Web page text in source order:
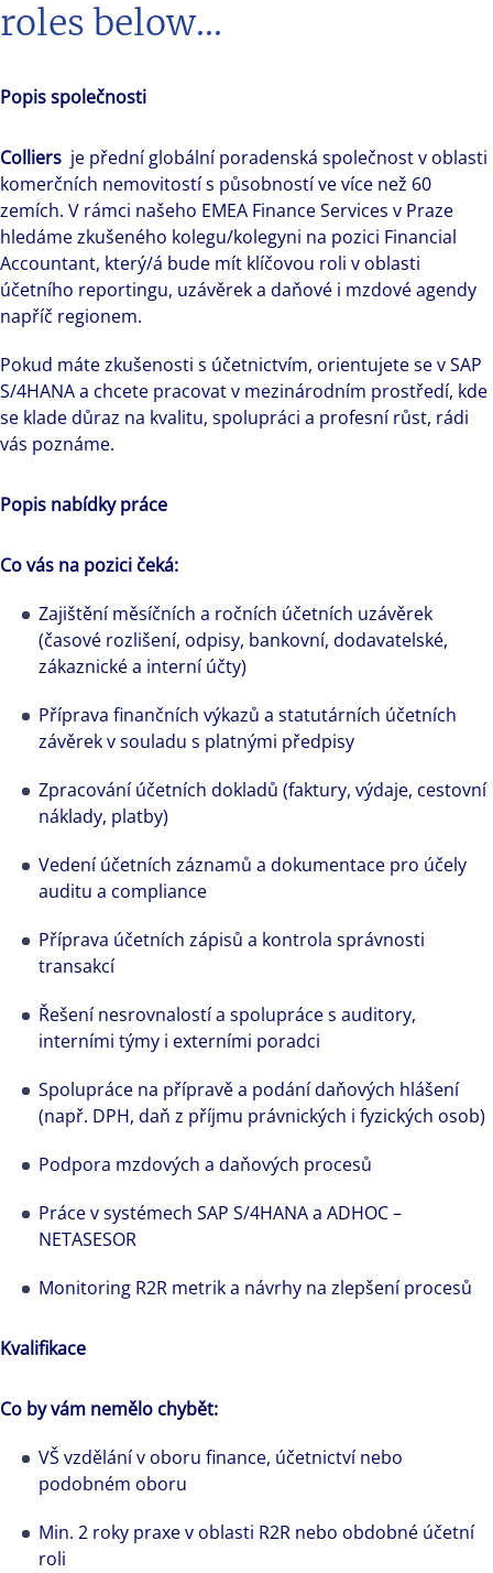
roles below...
Popis společnosti
Colliers je přední globální poradenská společnost v oblasti
komerčních nemovitostí s působností ve více než 60
zemích. V rámci našeho EMEA Finance Services v Praze
hledáme zkušeného kolegu/kolegyni na pozici Financial
Accountant, který/á bude mít klíčovou roli v oblasti
účetního reportingu, uzávěrek a daňové i mzdové agendy
napříč regionem.
Pokud máte zkušenosti s účetnictvím, orientujete se v SAP
S/4HANA a chcete pracovat v mezinárodním prostředí, kde
se klade důraz na kvalitu, spolupráci a profesní růst, rádi
vás poznáme.
Popis nabídky práce
Co vás na pozici čeká:
Zajištění měsíčních a ročních účetních uzávěrek
(časové rozlišení, odpisy, bankovní, dodavatelské,
zákaznické a interní účty)
Příprava finančních výkazů a statutárních účetních
závěrek v souladu s platnými předpisy
Zpracování účetních dokladů (faktury, výdaje, cestovní
náklady, platby)
Vedení účetních záznamů a dokumentace pro účely
auditu a compliance
Příprava účetních zápisů a kontrola správnosti
transakcí
Řešení nesrovnalostí a spolupráce s auditory,
interními týmy i externími poradci
Spolupráce na přípravě a podání daňových hlášení
(např. DPH, daň z příjmu právnických i fyzických osob)
Podpora mzdových a daňových procesů
Práce v systémech SAP S/4HANA a ADHOC –
NETASESOR
Monitoring R2R metrik a návrhy na zlepšení procesů
Kvalifikace
Co by vám nemělo chybět:
VŠ vzdělání v oboru finance, účetnictví nebo
podobném oboru
Min. 2 roky praxe v oblasti R2R nebo obdobné účetní
roli